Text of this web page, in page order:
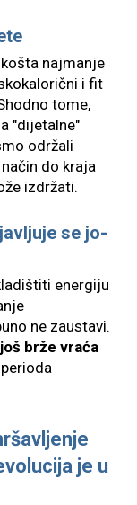
najmanje
i fit
tome,
"dijetalne"
održali
do kraja
izdržati.
se jo-
energiju
ne zaustavi.
brže vraća
je u